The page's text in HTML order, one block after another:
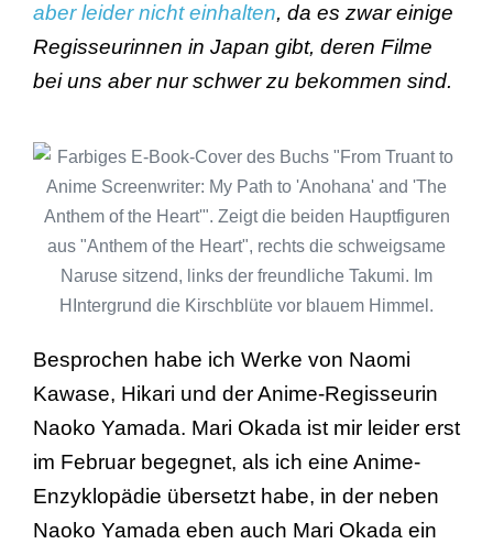
aber leider nicht einhalten, da es zwar einige
Regisseurinnen in Japan gibt, deren Filme
bei uns aber nur schwer zu bekommen sind.
Besprochen habe ich Werke von Naomi
Kawase, Hikari und der Anime-Regisseurin
Naoko Yamada. Mari Okada ist mir leider erst
im Februar begegnet, als ich eine Anime-
Enzyklopädie übersetzt habe, in der neben
Naoko Yamada eben auch Mari Okada ein